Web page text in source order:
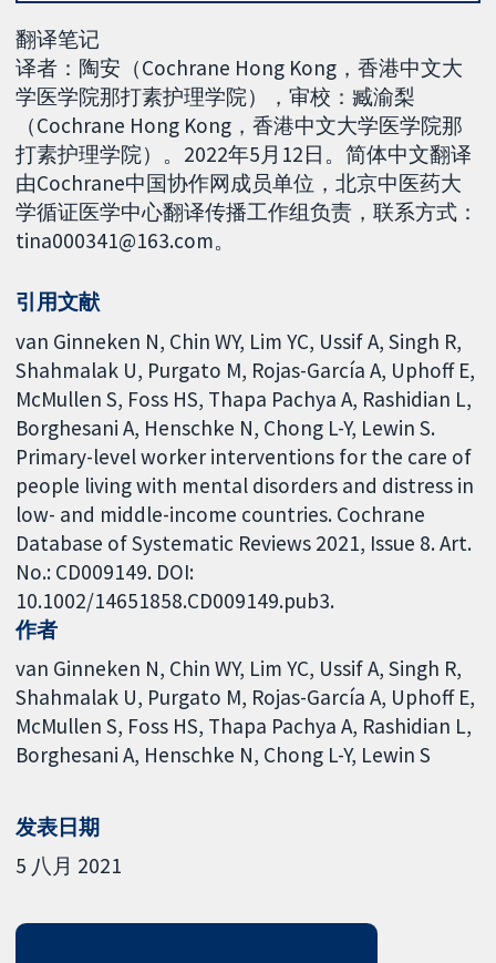
翻译笔记
译者：陶安（Cochrane Hong Kong，香港中文大
学医学院那打素护理学院），审校：臧渝梨
（Cochrane Hong Kong，香港中文大学医学院那
打素护理学院）。2022年5月12日。简体中文翻译
由Cochrane中国协作网成员单位，北京中医药大
学循证医学中心翻译传播工作组负责，联系方式：
tina000341@163.com。
引用文献
van Ginneken N, Chin WY, Lim YC, Ussif A, Singh R,
Shahmalak U, Purgato M, Rojas-García A, Uphoff E,
McMullen S, Foss HS, Thapa Pachya A, Rashidian L,
Borghesani A, Henschke N, Chong L-Y, Lewin S.
Primary-level worker interventions for the care of
people living with mental disorders and distress in
low- and middle-income countries. Cochrane
Database of Systematic Reviews 2021, Issue 8. Art.
No.: CD009149. DOI:
10.1002/14651858.CD009149.pub3.
作者
van Ginneken N Chin WY Lim YC Ussif A Singh R
Shahmalak U Purgato M Rojas-García A Uphoff E
McMullen S Foss HS Thapa Pachya A Rashidian L
Borghesani A Henschke N Chong L-Y Lewin S
发表日期
5 八月 2021